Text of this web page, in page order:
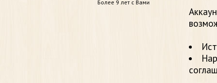
Более 9 лет с Вами